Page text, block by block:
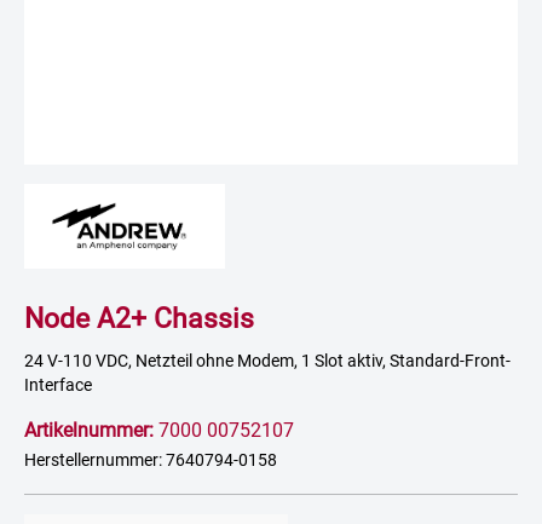
Node A2+ Chassis
24 V-110 VDC, Netzteil ohne Modem, 1 Slot aktiv, Standard-Front-
Interface
Artikelnummer: 7000 00752107
Herstellernummer: 7640794-0158